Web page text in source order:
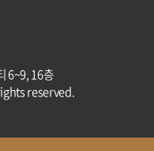
6~9, 16층
reserved.